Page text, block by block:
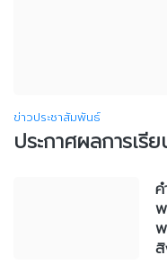
ข่าวประชาสัมพันธ์
ประกาศผลการเ